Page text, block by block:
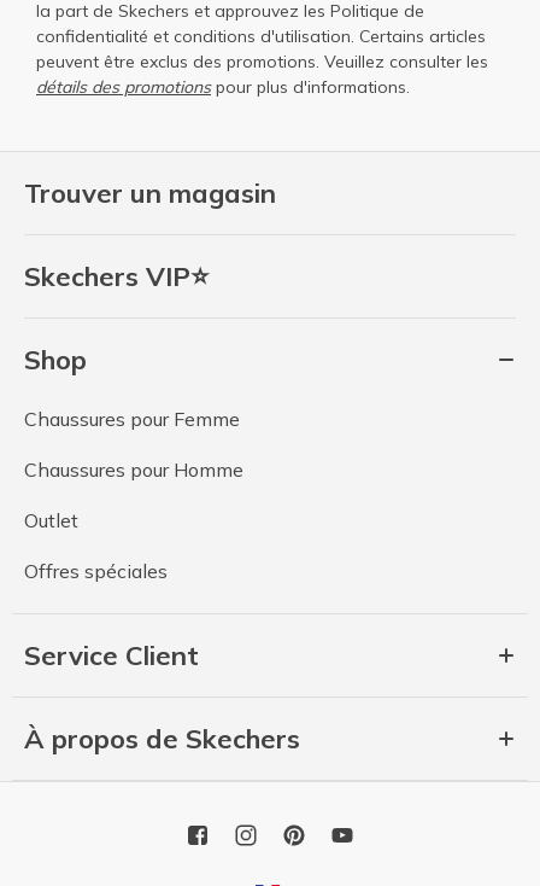
Trouver un magasin
Skechers VIP⭐
Shop
Chaussures pour Femme
Chaussures pour Homme
Outlet
Offres spéciales
Service Client
À propos de Skechers
la part de Skechers et approuvez les Politique de
confidentialité et conditions d'utilisation. Certains articles
peuvent être exclus des promotions. Veuillez consulter les
détails des promotionspour plus d'informations.